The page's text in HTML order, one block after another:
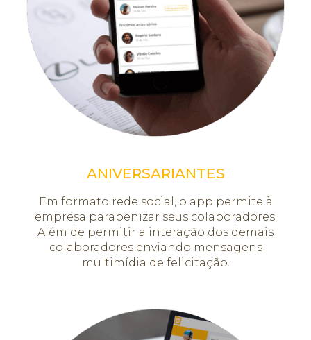
ANIVERSARIANTES
Em formato rede social, o app permite à
empresa parabenizar seus colaboradores.
Além de permitir a interação dos demais
colaboradores enviando mensagens
multimídia de felicitação.